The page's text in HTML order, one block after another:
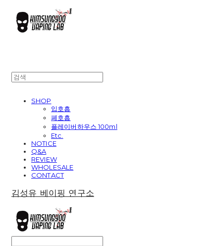
SHOP
입호흡
폐호흡
플레이버하우스 100ml
Etc.
NOTICE
Q&A
REVIEW
WHOLESALE
CONTACT
김성유 베이핑 연구소